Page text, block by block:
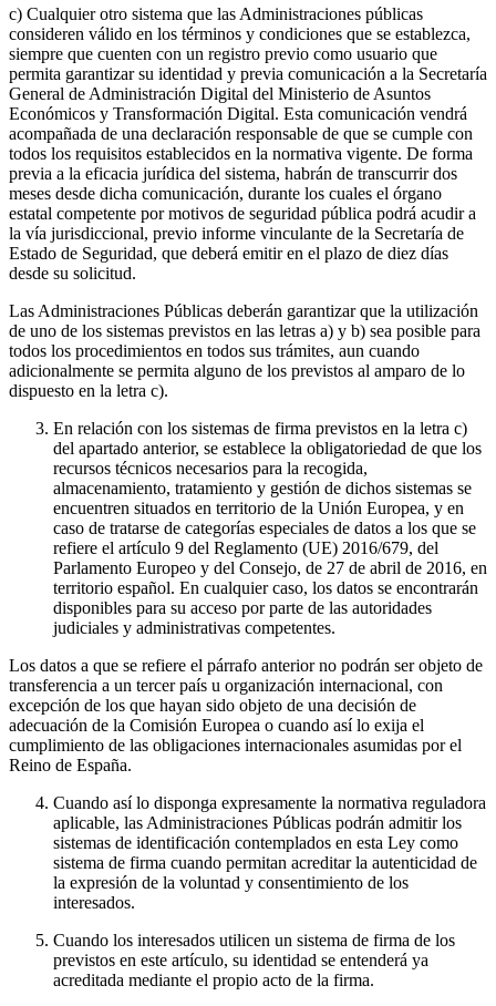
c) Cualquier otro sistema que las Administraciones públicas
consideren válido en los términos y condiciones que se establezca,
siempre que cuenten con un registro previo como usuario que
permita garantizar su identidad y previa comunicación a la Secretaría
General de Administración Digital del Ministerio de Asuntos
Económicos y Transformación Digital. Esta comunicación vendrá
acompañada de una declaración responsable de que se cumple con
todos los requisitos establecidos en la normativa vigente. De forma
previa a la eficacia jurídica del sistema, habrán de transcurrir dos
meses desde dicha comunicación, durante los cuales el órgano
estatal competente por motivos de seguridad pública podrá acudir a
la vía jurisdiccional, previo informe vinculante de la Secretaría de
Estado de Seguridad, que deberá emitir en el plazo de diez días
desde su solicitud.
Las Administraciones Públicas deberán garantizar que la utilización
de uno de los sistemas previstos en las letras a) y b) sea posible para
todos los procedimientos en todos sus trámites, aun cuando
adicionalmente se permita alguno de los previstos al amparo de lo
dispuesto en la letra c).
En relación con los sistemas de firma previstos en la letra c)
del apartado anterior, se establece la obligatoriedad de que los
recursos técnicos necesarios para la recogida,
almacenamiento, tratamiento y gestión de dichos sistemas se
encuentren situados en territorio de la Unión Europea, y en
caso de tratarse de categorías especiales de datos a los que se
refiere el artículo 9 del Reglamento (UE) 2016/679, del
Parlamento Europeo y del Consejo, de 27 de abril de 2016, en
territorio español. En cualquier caso, los datos se encontrarán
disponibles para su acceso por parte de las autoridades
judiciales y administrativas competentes.
Los datos a que se refiere el párrafo anterior no podrán ser objeto de
transferencia a un tercer país u organización internacional, con
excepción de los que hayan sido objeto de una decisión de
adecuación de la Comisión Europea o cuando así lo exija el
cumplimiento de las obligaciones internacionales asumidas por el
Reino de España.
Cuando así lo disponga expresamente la normativa reguladora
aplicable, las Administraciones Públicas podrán admitir los
sistemas de identificación contemplados en esta Ley como
sistema de firma cuando permitan acreditar la autenticidad de
la expresión de la voluntad y consentimiento de los
interesados.
Cuando los interesados utilicen un sistema de firma de los
previstos en este artículo, su identidad se entenderá ya
acreditada mediante el propio acto de la firma.